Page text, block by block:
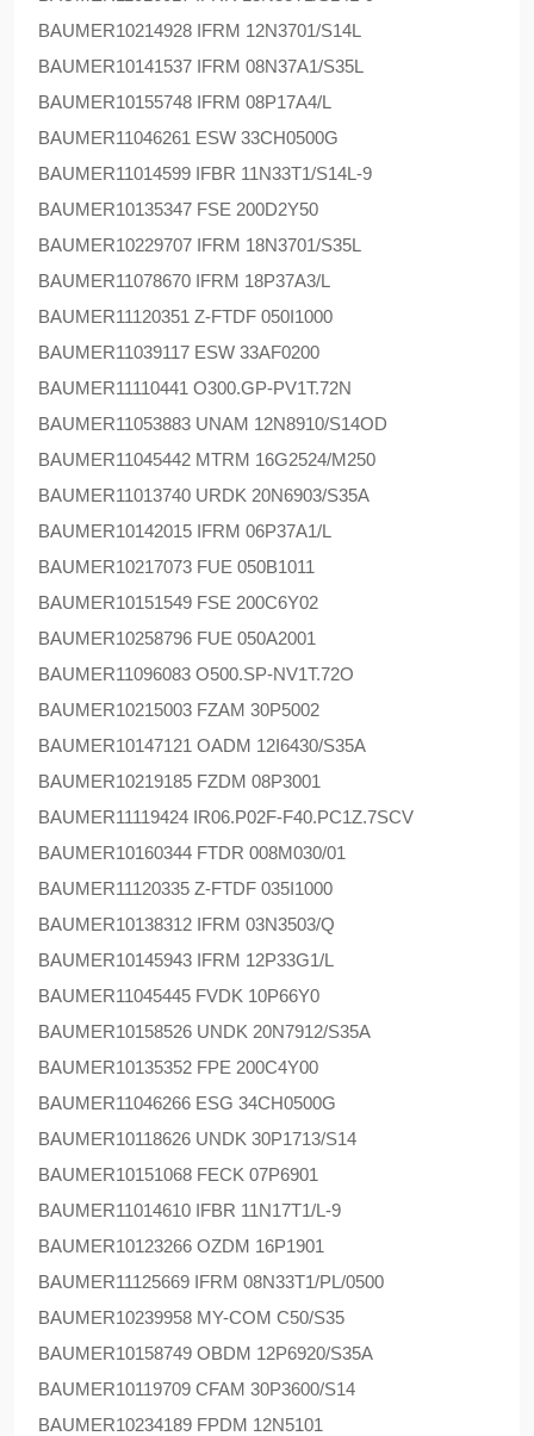
BAUMER10214928 IFRM 12N3701/S14L
BAUMER10141537 IFRM 08N37A1/S35L
BAUMER10155748 IFRM 08P17A4/L
BAUMER11046261 ESW 33CH0500G
BAUMER11014599 IFBR 11N33T1/S14L-9
BAUMER10135347 FSE 200D2Y50
BAUMER10229707 IFRM 18N3701/S35L
BAUMER11078670 IFRM 18P37A3/L
BAUMER11120351 Z-FTDF 050I1000
BAUMER11039117 ESW 33AF0200
BAUMER11110441 O300.GP-PV1T.72N
BAUMER11053883 UNAM 12N8910/S14OD
BAUMER11045442 MTRM 16G2524/M250
BAUMER11013740 URDK 20N6903/S35A
BAUMER10142015 IFRM 06P37A1/L
BAUMER10217073 FUE 050B1011
BAUMER10151549 FSE 200C6Y02
BAUMER10258796 FUE 050A2001
BAUMER11096083 O500.SP-NV1T.72O
BAUMER10215003 FZAM 30P5002
BAUMER10147121 OADM 12I6430/S35A
BAUMER10219185 FZDM 08P3001
BAUMER11119424 IR06.P02F-F40.PC1Z.7SCV
BAUMER10160344 FTDR 008M030/01
BAUMER11120335 Z-FTDF 035I1000
BAUMER10138312 IFRM 03N3503/Q
BAUMER10145943 IFRM 12P33G1/L
BAUMER11045445 FVDK 10P66Y0
BAUMER10158526 UNDK 20N7912/S35A
BAUMER10135352 FPE 200C4Y00
BAUMER11046266 ESG 34CH0500G
BAUMER10118626 UNDK 30P1713/S14
BAUMER10151068 FECK 07P6901
BAUMER11014610 IFBR 11N17T1/L-9
BAUMER10123266 OZDM 16P1901
BAUMER11125669 IFRM 08N33T1/PL/0500
BAUMER10239958 MY-COM C50/S35
BAUMER10158749 OBDM 12P6920/S35A
BAUMER10119709 CFAM 30P3600/S14
BAUMER10234189 FPDM 12N5101